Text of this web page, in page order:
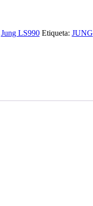
Jung LS990 Etiqueta: JUNG